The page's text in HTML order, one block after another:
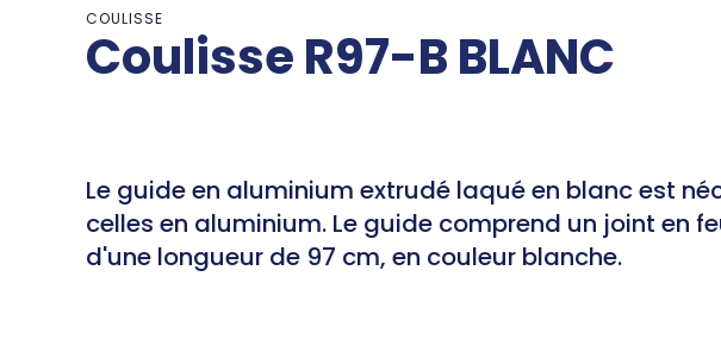
COULISSE
Coulisse R97-B BLANC
Le guide en aluminium extrudé laqué en blanc est
celles en aluminium. Le guide comprend un joint en
d'une longueur de 97 cm, en couleur blanche.